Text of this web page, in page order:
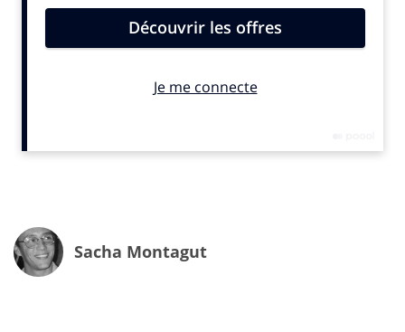
« avec tous » ». Belle ambition. 2023 s’annonce comme
une étape importante pour le groupe car il devrait
organiser à l’automne les premières assises Nationales
de l’édition alternative.
Sacha Montagut